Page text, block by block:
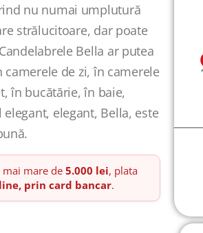
nu numai umplutură
strălucitoare, dar poate
Bella ar putea
de zi, în camerele
în bucătărie, în baie,
elegant, Bella, este
mare de5.000 lei, plata
prin card bancar.